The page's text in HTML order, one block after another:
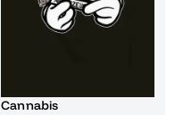
Cannabis